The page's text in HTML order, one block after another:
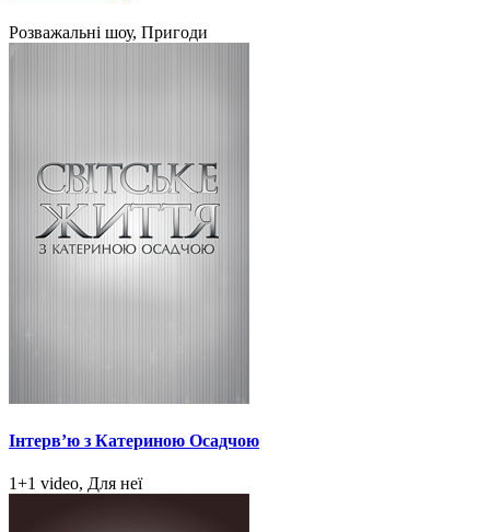
Розважальні шоу, Пригоди
Інтерв’ю з Катериною Осадчою
1+1 video, Для неї